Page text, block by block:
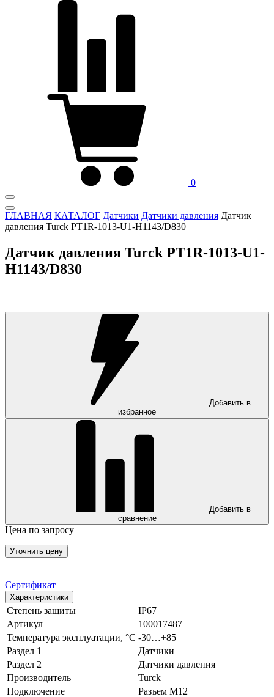
0
ГЛАВНАЯ КАТАЛОГ Датчики Датчики давления Датчик
давления Turck PT1R-1013-U1-H1143/D830
Датчик давления Turck PT1R-1013-U1-
H1143/D830
Добавить в
избранное
Добавить в
сравнение
Цена по запросу
Уточнить цену
Сертификат
Характеристики
Степень защиты
IP67
Артикул
100017487
Температура эксплуатации, °С -30…+85
Раздел 1
Датчики
Раздел 2
Датчики давления
Производитель
Turck
Подключение
Разъем M12